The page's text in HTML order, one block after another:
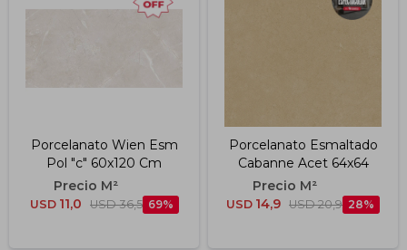
Porcelanato Wien Esm
Pol "c" 60x120 Cm
USD 11,0 USD 36,5 69
Porcelanato Esmaltado
Cabanne Acet 64x64
USD 14,9 USD 20,9 28
Maderas